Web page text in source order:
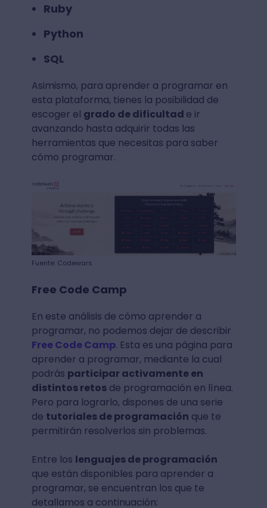
Ruby
Python
SQL
Asimismo, para aprender a programar en
esta plataforma, tienes la posibilidad de
escoger el grado de dificultad e ir
avanzando hasta adquirir todas las
herramientas que necesitas para saber
cómo programar.
Fuente: Codewars
Free Code Camp
En este análisis de cómo aprender a
programar, no podemos dejar de describir
Free Code Camp. Esta es una página para
aprender a programar, mediante la cual
podrás participar activamente en
distintos retosde programación en línea.
Pero para lograrlo, dispones de una serie
de tutoriales de programación que te
permitirán resolverlos sin problemas.
Entre los lenguajes de programación
que están disponibles para aprender a
programar, se encuentran los que te
detallamos a continuación: